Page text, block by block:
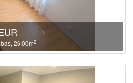
26.00m2